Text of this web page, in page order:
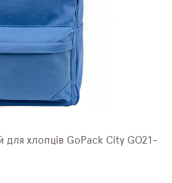
хлопців GoPack City GO21-